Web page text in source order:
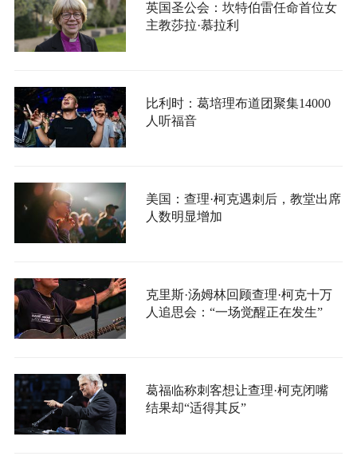
英国圣公会：坎特伯雷任命首位女
主教莎拉·慕拉利
比利时：葛培理布道团聚集14000
人听福音
美国：查理·柯克遇刺后，教堂出席
人数明显增加
克里斯·汤姆林回顾查理·柯克十万
人追思会：“一场觉醒正在发生”
葛福临称刺客想让查理·柯克闭嘴
结果却“适得其反”